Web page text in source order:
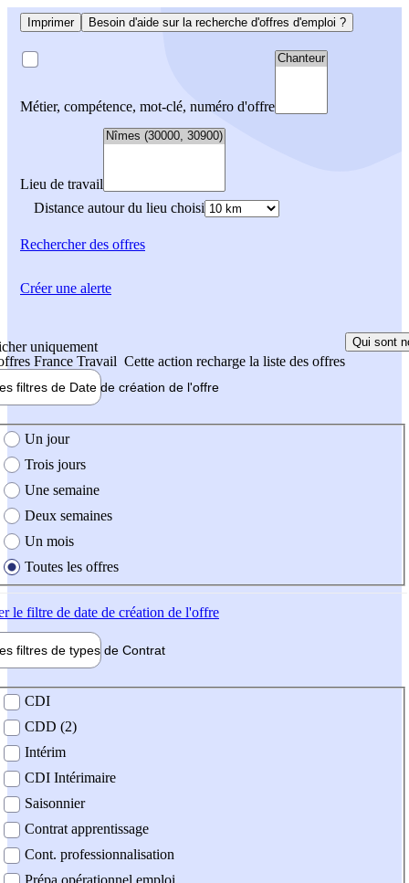
Imprimer Besoin d'aide sur la recherche d'offres d'emploi ?
Métier, compétence, mot-clé, numéro d'offre
Lieu de travail
Distance autour du lieu choisi
Rechercherdes offres
uniquement
France Travail Cette action recharge la liste des offres
Qui sont
filtres de Date de création de l'offre
création de l'offre
Un jour
Trois jours
Une semaine
Deux semaines
Un mois
Toutes les offres
le filtre de date de création de l'offre
filtres de types de Contrat
contrat
CDI
CDD (2)
Intérim
CDI Intérimaire
Saisonnier
Contrat apprentissage
Cont. professionnalisation
Créer une alerte